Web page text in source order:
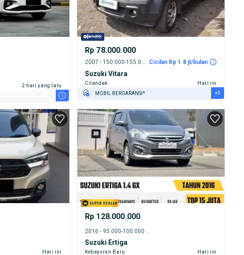
2 hari yang lalu
i
Rp 78.000.000
2007 - 150.000-155.000 km Cicilan Rp 1.8 jt/bulan
Suzuki Vitara
Cilandak
Hari ini
MOBIL BERGARANSI*
TEST DRIVE DARI RUMAH
GRATIS BIAYA JASA PERAWATAN*
+3
Hari ini
Rp 128.000.000
2016 - 95.000-100.000 km
Suzuki Ertiga
Kebayoran Baru
Hari ini